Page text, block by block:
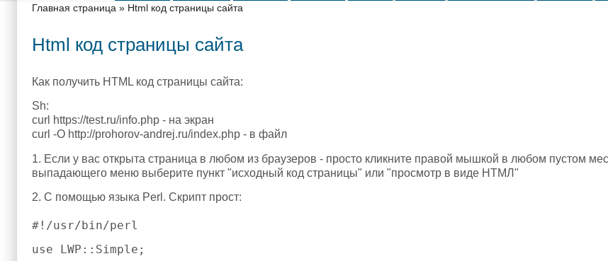
You are here
Главная страница » Html код страницы сайта
Html код страницы сайта
Как получить HTML код страницы сайта:
Sh:
curl https://test.ru/info.php - на экран
curl -O http://prohorov-andrej.ru/index.php - в файл
1. Если у вас открыта страница в любом из браузеров - просто кликните правой мышкой в любом пустом
выпадающего меню выберите пункт "исходный код страницы" или "просмотр в виде НТМЛ"
2. С помощью языка Perl. Скрипт прост:
#!/usr/bin/perl
use LWP::Simple;